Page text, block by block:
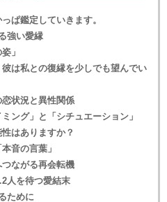
ぱ鑑定していきます。
強い愛縁
」
は私との復縁を少しでも望んでい
恋状況と異性関係
ング」と「シチュエーション」
はありますか？
音の言葉」
つながる再会転機
人を待つ愛結末
ために